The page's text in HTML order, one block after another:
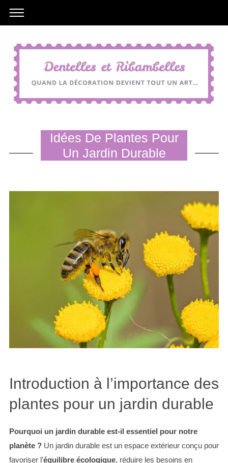
Idées De Plantes Pour
Un Jardin Durable
Introduction à l’importance des
plantes pour un jardin durable
Pourquoi un jardin durable est-il essentiel pour notre
planète ?Un jardin durable est un espace extérieur conçu pour
favoriser l’équilibre écologique, réduire les besoins en